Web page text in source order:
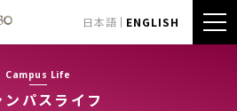
日本語 ENGLISH
Campus Life
ンパスライフ